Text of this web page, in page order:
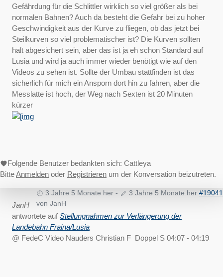
Gefährdung für die Schlittler wirklich so viel größer als bei
normalen Bahnen? Auch da besteht die Gefahr bei zu hoher
Geschwindigkeit aus der Kurve zu fliegen, ob das jetzt bei
Steilkurven so viel problematischer ist? Die Kurven sollten
halt abgesichert sein, aber das ist ja eh schon Standard auf
Lusia und wird ja auch immer wieder benötigt wie auf den
Videos zu sehen ist. Sollte der Umbau stattfinden ist das
sicherlich für mich ein Ansporn dort hin zu fahren, aber die
Messlatte ist hoch, der Weg nach Sexten ist 20 Minuten
kürzer
Folgende Benutzer bedankten sich: Cattleya
BitteAnmelden oder Registrieren um der Konversation beizutreten.
3 Jahre 5 Monate her - 3 Jahre 5 Monate her #19041
von JanH
JanH
antwortete aufStellungnahmen zur Verlängerung der
Landebahn Fraina/Lusia
@ FedeC Video Nauders Christian F Doppel S 04:07 - 04:19